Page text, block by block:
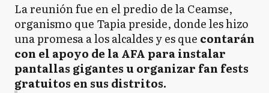
La reunión fue en el predio de la Ceamse,
organismo que Tapia preside, donde les hizo
una promesa a los alcaldes y es que contarán
con el apoyo de la AFA para instalar
pantallas gigantes u organizar fan fests
gratuitos en sus distritos.